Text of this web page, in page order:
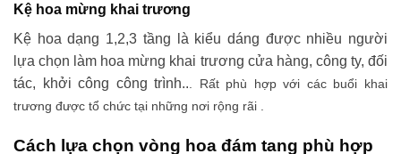
Kệ hoa mừng khai trương
Kệ hoa dạng 1,2,3 tầng là kiểu dáng được nhiều người
lựa chọn làm hoa mừng khai trương cửa hàng, công ty, đối
tác, khởi công công trình.. . Rất phù hợp với các buổi khai
trương được tổ chức tại những nơi rộng rãi .
Cách lựa chọn vòng hoa đám tang phù hợp